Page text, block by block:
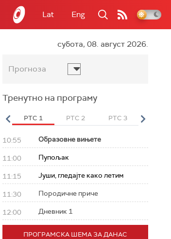
Lat Eng
субота, 08. август 2026.
Прогноза
Тренутно на програму
РТС 1 РТС 2 РТС 3 РТС
10:55 Образовне вињете
11:00 Пупољак
11:15 Јуши, гледајте како летим
11:30 Породичне приче
12:00 Дневник 1
ПРОГРАМСКА ШЕМА ЗА ДАНАС